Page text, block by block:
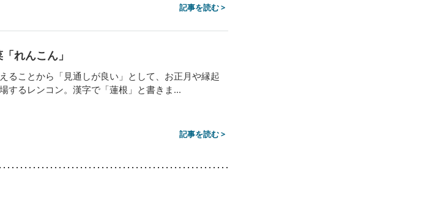
記事を読む >
れんこん」
ることから「見通しが良い」として、お正月や縁起
するレンコン。漢字で「蓮根」と書きま...
記事を読む >